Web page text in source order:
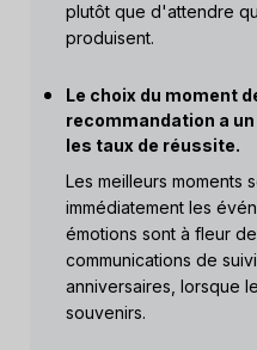
plutôt que d'attendre
produisent.
Le choix du moment
recommandation a
les taux de réussite.
Les meilleurs moments
immédiatement les
émotions sont à fleur
communications de
anniversaires, lorsque
souvenirs.